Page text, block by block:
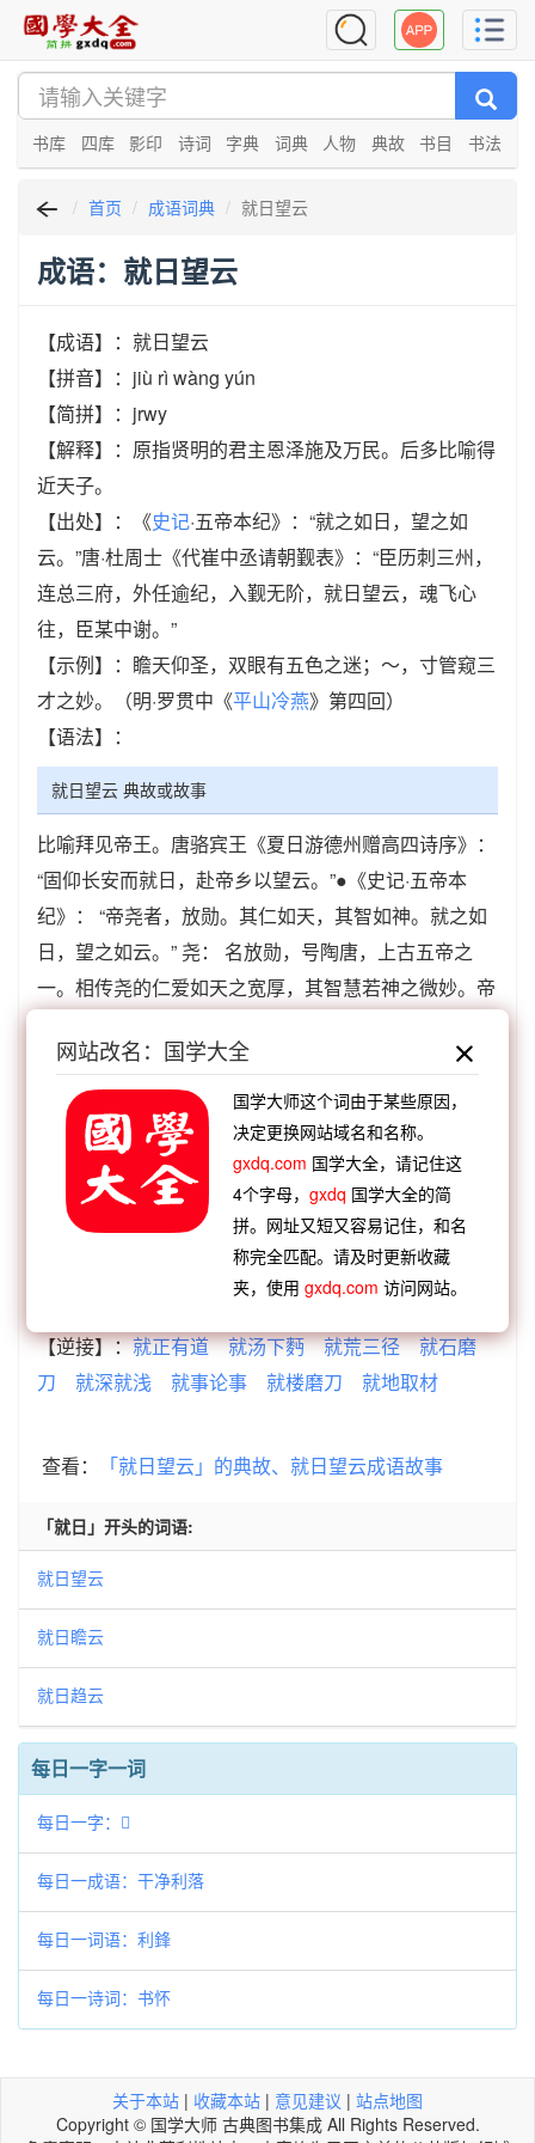
书库 四库 影印 诗词 字典 词典 人物 典故 书目 书法
首页 成语词典 就日望云
成语：就日望云
【成语】：就日望云
【拼音】：jiù rì wàng yún
【简拼】：jrwy
【解释】：原指贤明的君主恩泽施及万民。后多比喻得
近天子。
【出处】：《史记·五帝本纪》：“就之如日，望之如
云。”唐·杜周士《代崔中丞请朝觐表》：“臣历刺三州，
连总三府，外任逾纪，入觐无阶，就日望云，魂飞心
往，臣某中谢。”
【示例】：瞻天仰圣，双眼有五色之迷；～，寸管窥三
才之妙。（明·罗贯中《平山冷燕》第四回）
【语法】：
就日望云 典故或故事
比喻拜见帝王。唐骆宾王《夏日游德州赠高四诗序》：
“固仰长安而就日，赴帝乡以望云。”●《史记·五帝本
纪》： “帝尧者，放勋。其仁如天，其智如神。就之如
日，望之如云。” 尧： 名放勋，号陶唐，上古五帝之
一。相传尧的仁爱如天之宽厚，其智慧若神之微妙。帝
就日望云 成语接龙
【顺接】： 云鬟雾鬓 云奔雨骤 云水散人
云布雨
云泥异路 云起龙襄 云泥迥隔
云烟过眼
【顺接】：裁月镂云 鹏翼垂云 叱嗟风云
渺若烟
高义薄云 就日望云 平地青云
月露风云
玄霜杵就 三生成就
一挥立
【逆接】：就正有道 就汤下麪 就荒三径
就石磨
刀
就深就浅 就事论事 就楼磨刀 就地取材
查看： 「就日望云」的典故、就日望云成语故事
「就日」开头的词语:
就日望云
就日瞻云
就日趋云
每日一字一词
每日一字：𣔭
每日一成语：干净利落
每日一词语：利鋒
每日一诗词：书怀
关于本站 | 收藏本站 | 意见建议 | 站点地图
Copyright © 国学大师 古典图书集成 All Rights Reserved.
网站改名：国学大全
国学大师这个词由于某些原因，
决定更换网站域名和名称。
gxdq.com 国学大全，请记住这
4个字母，gxdq 国学大全的简
拼。网址又短又容易记住，和名
称完全匹配。请及时更新收藏
夹，使用gxdq.com 访问网站。